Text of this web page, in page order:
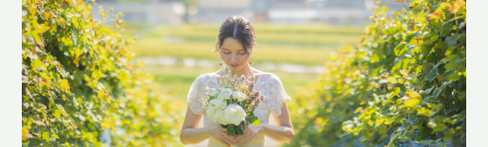
プライバシーポリシー
サイトマップ